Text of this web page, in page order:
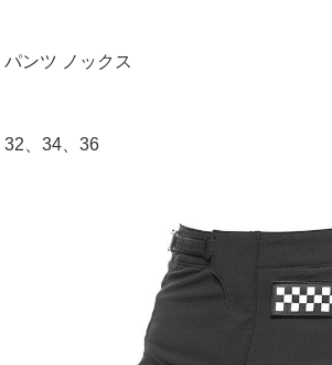
ンツ ノックス
、34、36